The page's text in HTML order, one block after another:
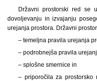
Državni prostorski red se
dovoljevanju in izvajanju
urejanja prostora. Državni
– temeljna pravila urejanja
– podrobnejša pravila
– splošne smernice in
– priporočila za prostorsko